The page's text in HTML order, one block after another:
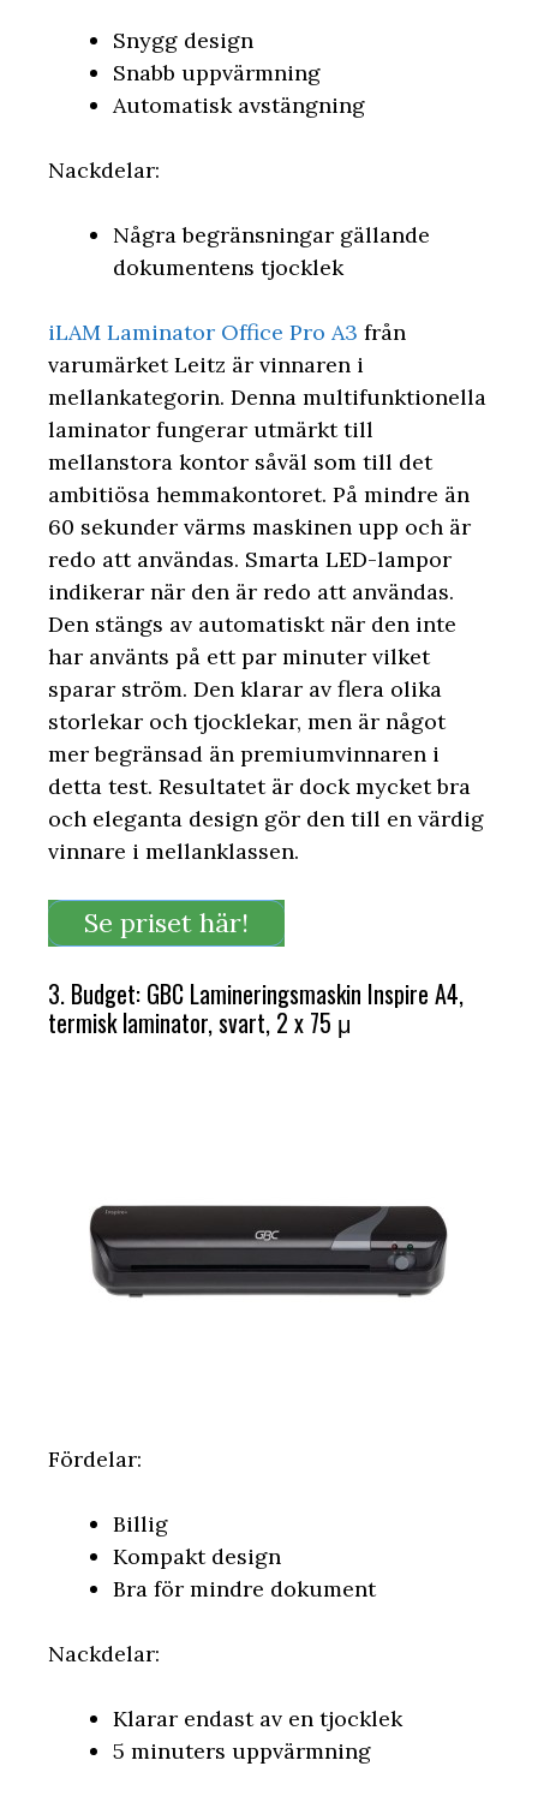
Snygg design
Snabb uppvärmning
Automatisk avstängning
Nackdelar:
Några begränsningar gällande
dokumentens tjocklek
iLAM Laminator Office Pro A3 från
varumärket Leitz är vinnaren i
mellankategorin. Denna multifunktionella
laminator fungerar utmärkt till
mellanstora kontor såväl som till det
ambitiösa hemmakontoret. På mindre än
60 sekunder värms maskinen upp och är
redo att användas. Smarta LED-lampor
indikerar när den är redo att användas.
Den stängs av automatiskt när den inte
har använts på ett par minuter vilket
sparar ström. Den klarar av flera olika
storlekar och tjocklekar, men är något
mer begränsad än premiumvinnaren i
detta test. Resultatet är dock mycket bra
och eleganta design gör den till en värdig
vinnare i mellanklassen.
Se priset här!
3. Budget: GBC Lamineringsmaskin Inspire A4,
termisk laminator, svart, 2 x 75 μ
Fördelar:
Billig
Kompakt design
Bra för mindre dokument
Nackdelar:
Klarar endast av en tjocklek
5 minuters uppvärmning